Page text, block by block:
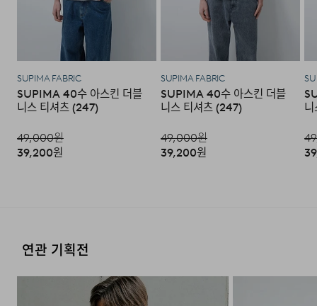
모델 착용 사이즈 : 188cm / L size
DETAIL
·시간의 경과에 의하여 재판매가 곤란할 정도로 상품 등의
가치가 현저히 감소된 경우.
SUPIMA FABRIC
SUPIMA 40수 아스킨 더블
니스 티셔츠 (247)
49,000원
39,200원
SUPIMA FABRIC
SUPIMA 40수 아스킨 더블
니스 티셔츠 (247)
49,000원
39,200원
연관 기획전